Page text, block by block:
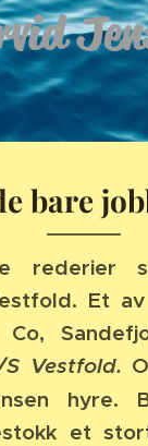
bare
rederier
Et
Co,
S Vestfold.
hyre.
et